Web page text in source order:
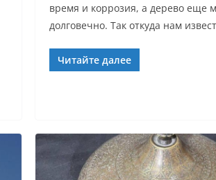
время и коррозия, а дерево еще
долговечно. Так откуда нам
Читайте далее